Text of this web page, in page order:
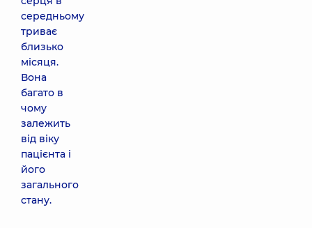
середньому
триває
близько
місяця.
Вона
багато в
чому
залежить
від віку
пацієнта і
його
загального
стану.